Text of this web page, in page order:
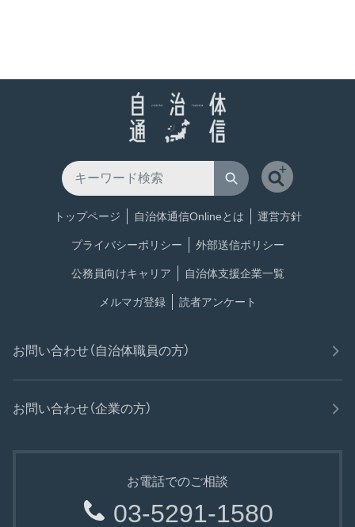
トップページ 自治体通信Onlineとは 運営方針
プライバシーポリシー 外部送信ポリシー
公務員向けキャリア 自治体支援企業一覧
メルマガ登録 読者アンケート
お問い合わせ（自治体職員の方）
お問い合わせ（企業の方）
お電話でのご相談
03-5291-1580